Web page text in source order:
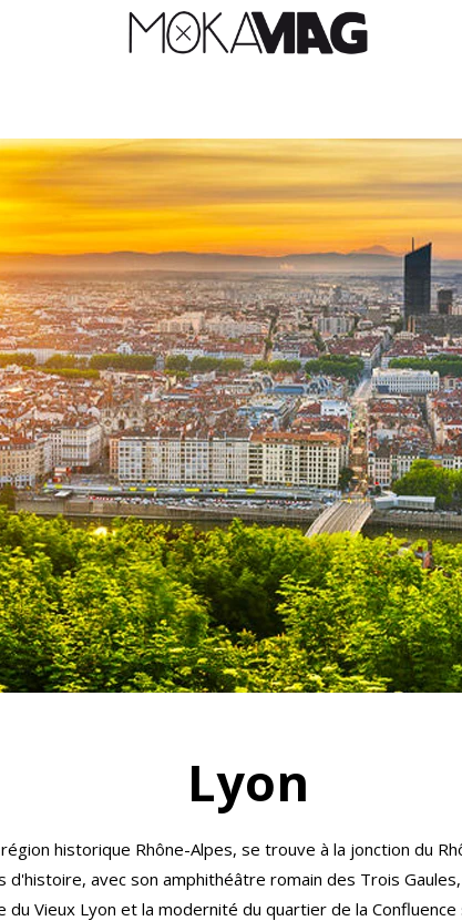
Lyon
historique Rhône-Alpes, se trouve à la jonction du
d'histoire, avec son amphithéâtre romain des Trois
du Vieux Lyon et la modernité du quartier de la Confluence